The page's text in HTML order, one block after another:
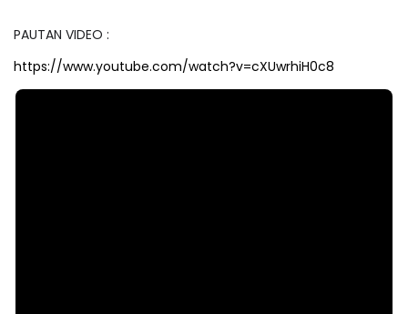
PAUTAN VIDEO :
https://www.youtube.com/watch?v=cXUwrhiH0c8